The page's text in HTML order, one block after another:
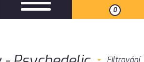
0
Filtrování